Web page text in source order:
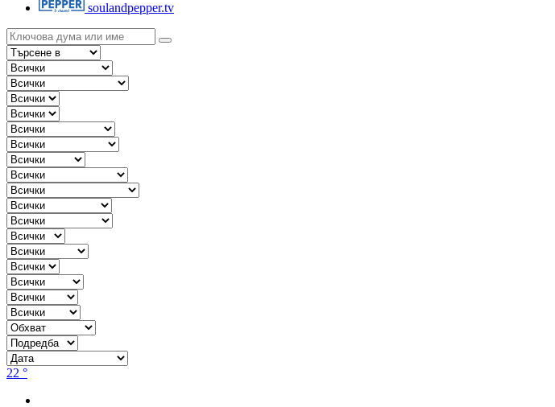
soulandpepper.tv
22 °